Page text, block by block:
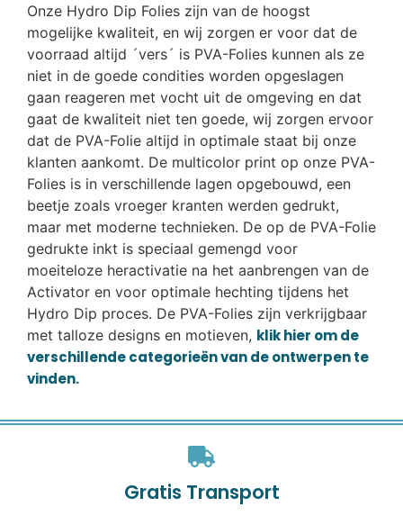
Onze Hydro Dip Folies zijn van de hoogst
mogelijke kwaliteit, en wij zorgen er voor dat de
voorraad altijd ´vers´ is PVA-Folies kunnen als ze
niet in de goede condities worden opgeslagen
gaan reageren met vocht uit de omgeving en dat
gaat de kwaliteit niet ten goede, wij zorgen ervoor
dat de PVA-Folie altijd in optimale staat bij onze
klanten aankomt. De multicolor print op onze PVA-
Folies is in verschillende lagen opgebouwd, een
beetje zoals vroeger kranten werden gedrukt,
maar met moderne technieken. De op de PVA-Folie
gedrukte inkt is speciaal gemengd voor
moeiteloze heractivatie na het aanbrengen van de
Activator en voor optimale hechting tijdens het
Hydro Dip proces. De PVA-Folies zijn verkrijgbaar
met talloze designs en motieven, klik hier om de
verschillende categorieën van de ontwerpen te
vinden.
Gratis Transport